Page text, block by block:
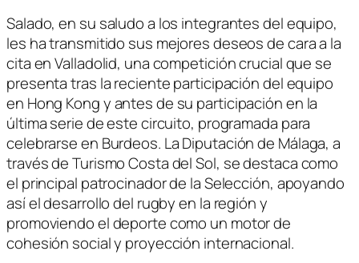
Salado, en su saludo a los integrantes del equipo,
les ha transmitido sus mejores deseos de cara a la
cita en Valladolid, una competición crucial que se
presenta tras la reciente participación del equipo
en Hong Kong y antes de su participación en la
última serie de este circuito, programada para
celebrarse en Burdeos. La Diputación de Málaga, a
través de Turismo Costa del Sol, se destaca como
el principal patrocinador de la Selección, apoyando
así el desarrollo del rugby en la región y
promoviendo el deporte como un motor de
cohesión social y proyección internacional.